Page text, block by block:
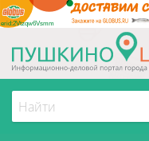
erid:2Vtzqw6Vsmm